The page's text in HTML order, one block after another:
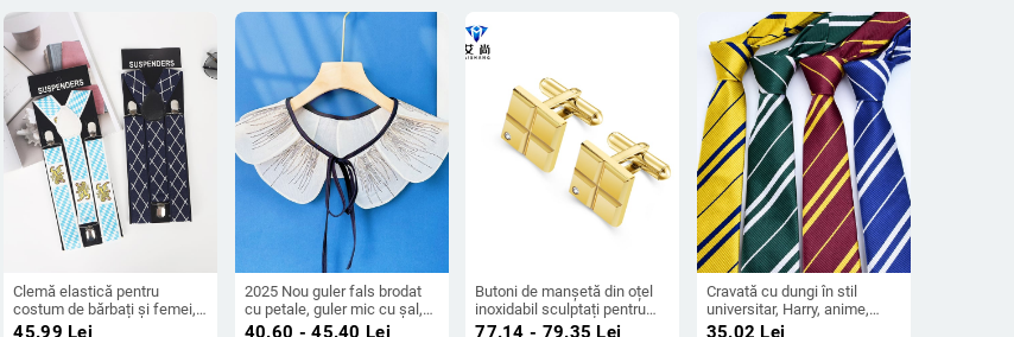
Clemă elastică pentru
costum de bărbați și femei,
curea în formă de Y pentru
45.99 Lei
2025 Nou guler fals brodat
cu petale, guler mic cu șal,
flori, îmbrăcăminte pentru
40.60 - 45.40 Lei
Butoni de manșetă din oțel
inoxidabil sculptați pentru
bărbați, model francez,
77.14 - 79.35 Lei
Cravată cu dungi în stil
universitar, Harry, anime,
cosplay, studenți de sex
35.02 Lei